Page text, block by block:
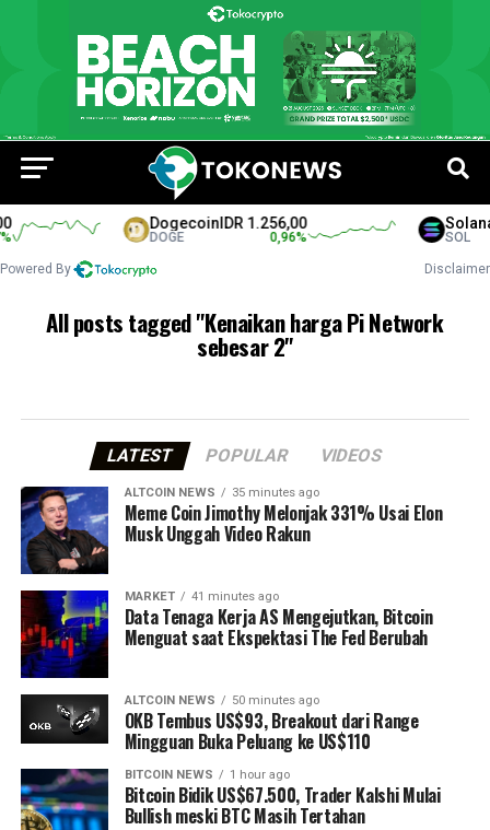
DogecoinIDR 1.256,00
DOGE 0,96%
Solana
SOL
Powered By Disclaimer
All posts tagged "Kenaikan harga Pi Network
sebesar 2"
LATEST POPULAR VIDEOS
ALTCOIN NEWS 35 minutes ago
Meme Coin Jimothy Melonjak 331% Usai Elon
Musk Unggah Video Rakun
MARKET 41 minutes ago
Data Tenaga Kerja AS Mengejutkan, Bitcoin
Menguat saat Ekspektasi The Fed Berubah
ALTCOIN NEWS 50 minutes ago
OKB Tembus US$93, Breakout dari Range
Mingguan Buka Peluang ke US$110
BITCOIN NEWS 1 hour ago
Bitcoin Bidik US$67.500, Trader Kalshi Mulai
Bullish meski BTC Masih Tertahan